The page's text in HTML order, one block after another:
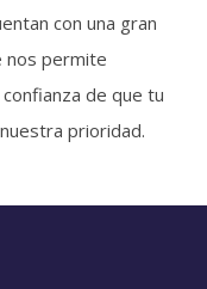
con una gran
nos permite
de que tu
prioridad.